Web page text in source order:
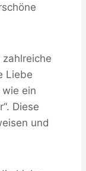
zahlreiche
Liebe
ein
Diese
und